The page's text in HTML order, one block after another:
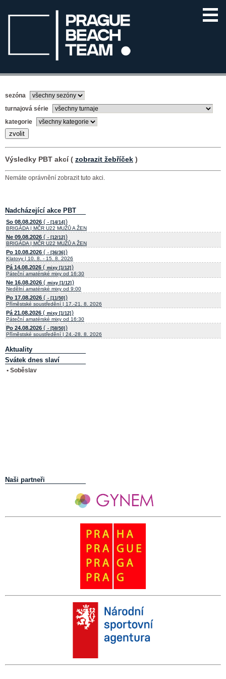
sezóna
turnajová série
kategorie
Výsledky PBT akcí ( zobrazit žebříček )
Nemáte oprávnění zobrazit tuto akci.
Nadcházející akce PBT
So 08.08.2026 ( - [14/14] )
BRIGÁDA | MČR U22 MUŽŮ A ŽEN
Ne 09.08.2026 ( - [12/12] )
BRIGÁDA | MČR U22 MUŽŮ A ŽEN
Po 10.08.2026 ( - [36/36] )
Klatovy | 10. 8. - 15. 8. 2026
Pá 14.08.2026 ( mixy [1/12] )
Páteční amatérské mixy od 16:30
Ne 16.08.2026 ( mixy [1/12] )
Nedělní amatérské mixy od 9:00
Po 17.08.2026 ( - [11/50] )
Příměstské soustředění | 17.-21. 8. 2026
Pá 21.08.2026 ( mixy [1/12] )
Páteční amatérské mixy od 16:30
Po 24.08.2026 ( - [58/50] )
Příměstské soustředění | 24.-28. 8. 2026
Aktuality
Svátek dnes slaví
• Soběslav
Naši partneři